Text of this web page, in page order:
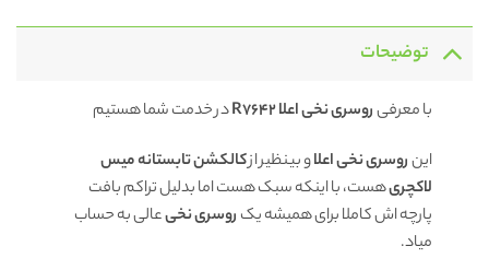
توضیحات
با معرفیروسری نخی اعلا R7642
در خدمت شما هستیم
اینروسری نخیاعلاو بینظیر ازکالکشن تابستانه میس
لاکچریهست، با اینکه سبک هست اما بدلیل تراکم بافت
پارچه اش کاملا برای همیشه یک روسرینخیعالی به حساب
میاد.